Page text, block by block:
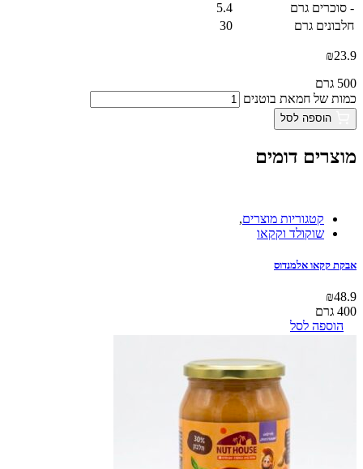
- סוכרים גרם
5.4
חלבונים גרם
30
₪23.9
500 גרם
כמות של חמאת בוטנים
הוספה לסל
מוצרים דומים
קטגוריות מוצרים,
שוקולד וקקאו
אבקת קקאו אלמנדוס
₪48.9
400 גרם
הוספה לסל